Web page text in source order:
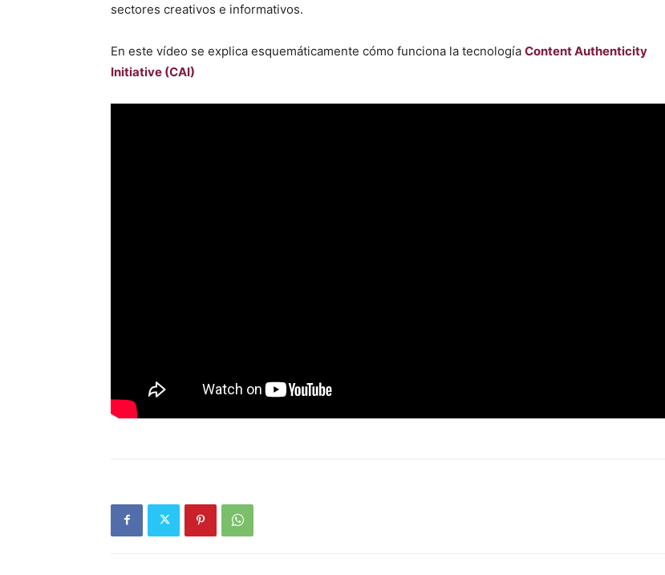
sectores creativos e informativos.
En este vídeo se explica esquemáticamente cómo funciona la tecnología Content Authenticity
Initiative (CAI)